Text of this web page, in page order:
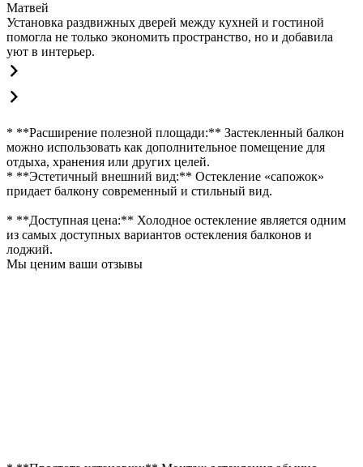
Матвей
Установка раздвижных дверей между кухней и гостиной
помогла не только экономить пространство, но и добавила
уют в интерьер.
* **Расширение полезной площади:** Застекленный балкон
можно использовать как дополнительное помещение для
отдыха, хранения или других целей.
* **Эстетичный внешний вид:** Остекление «сапожок»
придает балкону современный и стильный вид.
* **Доступная цена:** Холодное остекление является одним
из самых доступных вариантов остекления балконов и
лоджий.
Мы ценим ваши отзывы